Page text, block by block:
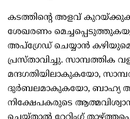
കടത്തിന്റെ അളവ്
ശേഖരണം
അപ്ഗ്രേഡ് ചെയ്യാന്‍
പ്രസ്താവിച്ചു. സാമ്പത്തിക
മന്ദഗതിയിലാകുകയോ,
ദുര്‍ബലമാകുകയോ, ബാഹ്യ
നിക്ഷേപകരുടെ